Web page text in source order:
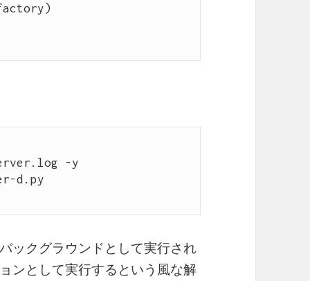
-y
d.py
ックグラウンドとして実行され
ンとして実行するという風な解